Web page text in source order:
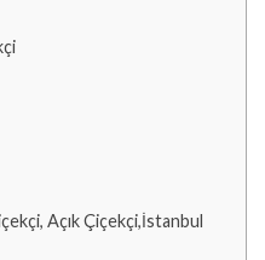
Açık Çiçekçi,İstanbul